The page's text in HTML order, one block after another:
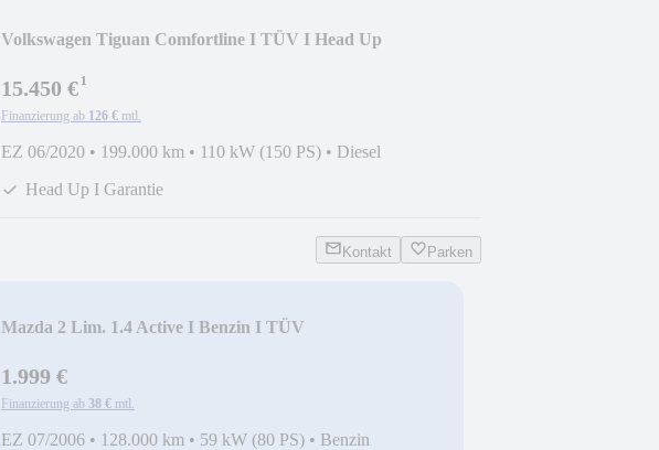
Volkswagen Tiguan Comfortline I TÜV I Head Up
15.450 €¹
Finanzierung ab 126 € mtl.
EZ 06/2020 • 199.000 km • 110 kW (150 PS) • Diesel
Head Up I Garantie
Kontakt Parken
Mazda 2 Lim. 1.4 Active I Benzin I TÜV
1.999 €
Finanzierung ab 38 € mtl.
EZ 07/2006 • 128.000 km • 59 kW (80 PS) • Benzin